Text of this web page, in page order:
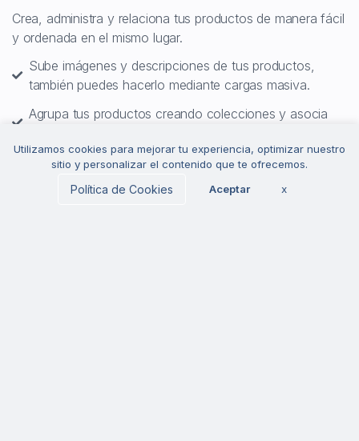
Crea, administra y relaciona tus productos de manera fácil
y ordenada en el mismo lugar.
Sube imágenes y descripciones de tus productos,
también puedes hacerlo mediante cargas masiva.
Agrupa tus productos creando colecciones y asocia
Agrega productos relacionados de forma automática
Utilizamos cookies para mejorar tu experiencia, optimizar nuestro
sitio y personalizar el contenido que te ofrecemos.
Política de Cookies Aceptar x